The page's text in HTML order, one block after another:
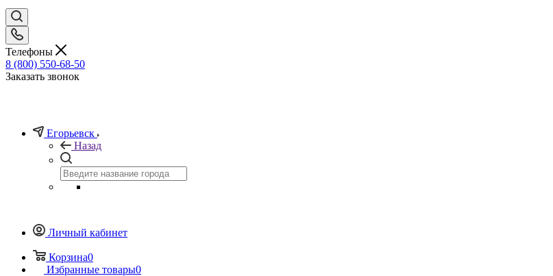
Телефоны
8 (800) 550-68-50
Заказать звонок
Егорьевск
Назад
Личный кабинет
Корзина0
Избранные товары0